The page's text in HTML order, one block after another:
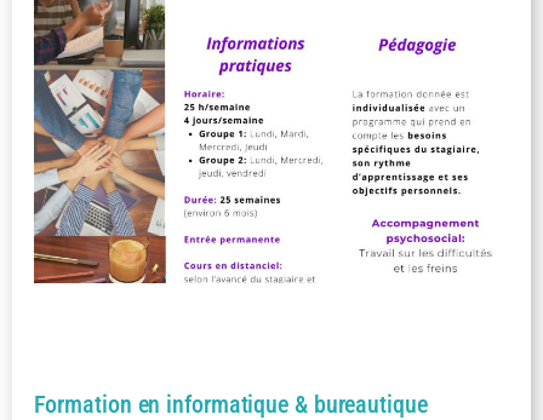
Formation en informatique & bureautique